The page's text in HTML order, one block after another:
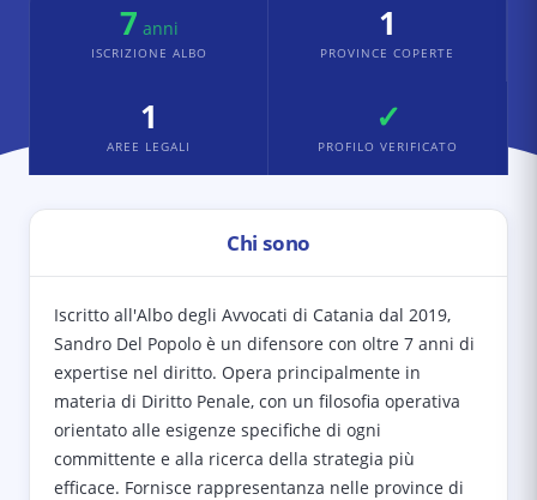
7 anni
ISCRIZIONE ALBO
1
PROVINCE COPERTE
1
AREE LEGALI
✓
PROFILO VERIFICATO
Chi sono
Iscritto all'Albo degli Avvocati di Catania dal 2019,
Sandro Del Popolo è un difensore con oltre 7 anni di
expertise nel diritto. Opera principalmente in
materia di Diritto Penale, con un filosofia operativa
orientato alle esigenze specifiche di ogni
committente e alla ricerca della strategia più
efficace. Fornisce rappresentanza nelle province di